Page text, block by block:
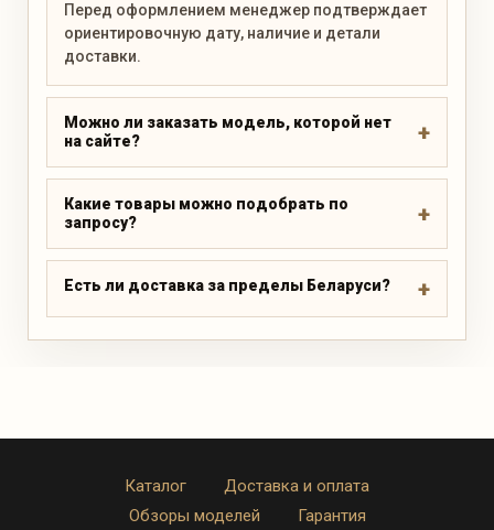
Перед оформлением менеджер подтверждает
ориентировочную дату, наличие и детали
доставки.
Можно ли заказать модель, которой нет
на сайте?
Какие товары можно подобрать по
запросу?
Есть ли доставка за пределы Беларуси?
Каталог
Доставка и оплата
Обзоры моделей
Гарантия